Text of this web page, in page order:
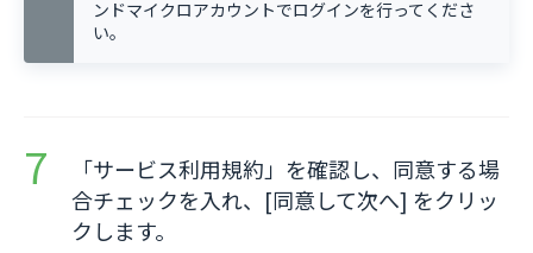
ンドマイクロアカウントでログインを行ってくださ
い。
「サービス利用規約」を確認し、同意する場
合チェックを入れ、[同意して次へ] をクリッ
クします。